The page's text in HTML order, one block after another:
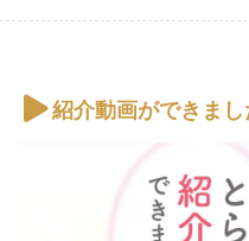
紹介動画ができまし